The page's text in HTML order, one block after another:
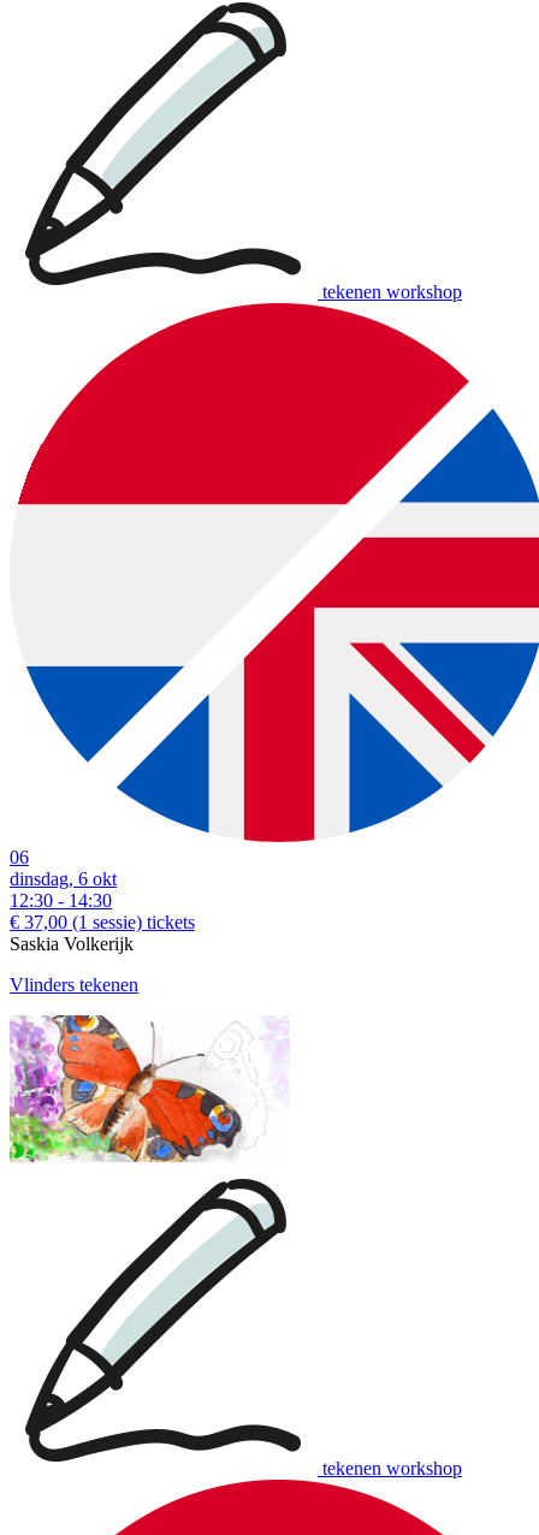
tekenen workshop
06
dinsdag, 6 okt
12:30 - 14:30
€ 37,00 (1 sessie) tickets
Saskia Volkerijk
Vlinders tekenen
tekenen workshop